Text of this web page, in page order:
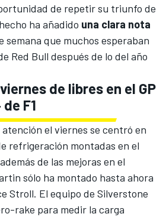
de repetir su triunfo de
ha añadido una clara nota
semana que muchos esperaban
Red Bull después de lo del año
de libres en el GP
F1
el viernes se centró en
refrigeración montadas en el
de las mejoras en el
sólo ha montado hasta ahora
Stroll. El equipo de Silverstone
rake para medir la carga